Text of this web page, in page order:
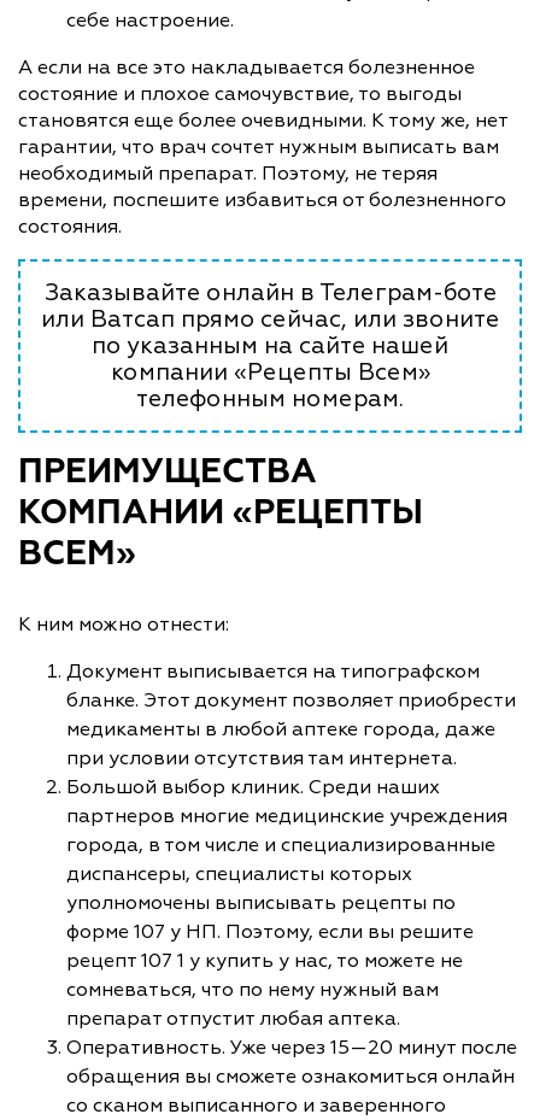
себе настроение.
А если на все это накладывается болезненное
состояние и плохое самочувствие, то выгоды
становятся еще более очевидными. К тому же, нет
гарантии, что врач сочтет нужным выписать вам
необходимый препарат. Поэтому, не теряя
времени, поспешите избавиться от болезненного
состояния.
Заказывайте онлайн в Телеграм-боте
или Ватсап прямо сейчас, или звоните
по указанным на сайте нашей
компании «Рецепты Всем»
телефонным номерам.
ПРЕИМУЩЕСТВА
КОМПАНИИ «РЕЦЕПТЫ
ВСЕМ»
К ним можно отнести:
Документ выписывается на типографском
бланке. Этот документ позволяет приобрести
медикаменты в любой аптеке города, даже
при условии отсутствия там интернета.
Большой выбор клиник. Среди наших
партнеров многие медицинские учреждения
города, в том числе и специализированные
диспансеры, специалисты которых
уполномочены выписывать рецепты по
форме 107 у НП. Поэтому, если вы решите
рецепт 107 1 у купить у нас, то можете не
сомневаться, что по нему нужный вам
препарат отпустит любая аптека.
Оперативность. Уже через 15—20 минут после
обращения вы сможете ознакомиться онлайн
со сканом выписанного и заверенного